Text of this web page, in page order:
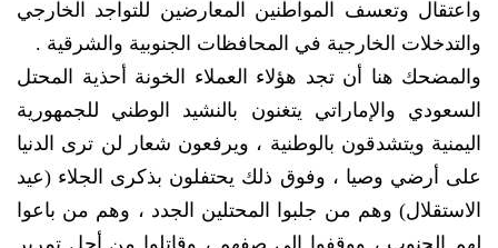
واعتقال وتعسف المواطنين المعارضين للتواجد الخارجي
والتدخلات الخارجية في المحافظات الجنوبية والشرقية .
والمضحك هنا أن تجد هؤلاء العملاء الخونة أحذية المحتل
السعودي والإماراتي يتغنون بالنشيد الوطني للجمهورية
اليمنية ويتشدقون بالوطنية ، ويرفعون شعار لن ترى الدنيا
على أرضي وصيا ، وفوق ذلك يحتفلون بذكرى الجلاء (عيد
الاستقلال) وهم من جلبوا المحتلين الجدد ، وهم من باعوا
لهم الجنوب ، ووقفوا إلى صفهم ، وقاتلوا من أجل تمرير